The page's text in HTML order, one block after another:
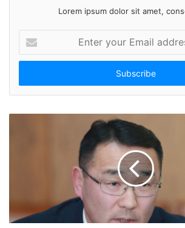
Lorem ipsum dolor sit amet,
t
r
o
a